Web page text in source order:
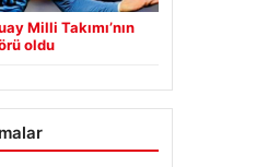
Milli Takımı’nın
oldu